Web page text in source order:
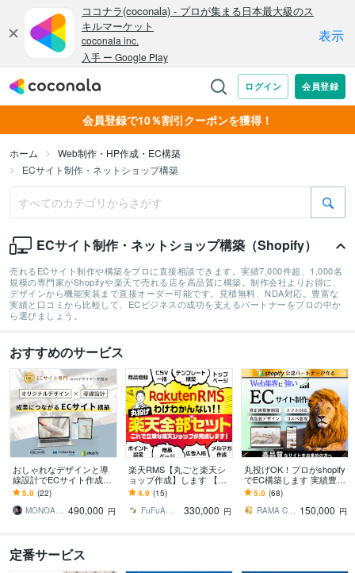
会員登録で10％割引クーポンを獲得！
ホーム
Web制作・HP作成・EC構築
ECサイト制作・ネットショップ構築
ECサイト制作・ネットショップ構築（Shopify）
売れるECサイト制作や構築をプロに直接相談できます。実績7,000件超、1,000名
規模の専門家がShopifyや楽天で売れる店を高品質に構築。制作会社よりお得に、
デザインから機能実装まで直接オーダー可能です。見積無料、NDA対応。豊富な
実績と口コミから比較して、ECビジネスの成功を支えるパートナーをプロの中か
ら選びましょう。
おすすめのサービス
おしゃれなデザインと導
線設計でECサイト作成し
ます makeshop・Shopif
y・カラーミー構築パート
ナー
5.0 (22)
MONOARC Inc｜ ECサイト制作 490,000 円
楽天RMS【丸ごと楽天シ
ョップ作成】します 【受
賞店など実績400店舗以
上】現役デザイナーが作
成します！
4.9 (15)
FuFuA（フウフ・エー）
330,000 円
丸投げOK！プロがshopify
でEC構築します 実績豊富
なプロがあなただけのオ
シャレなECサイトを形に
します
5.0 (68)
RAMA Creative Ltd． 150,000 円
定番サービス